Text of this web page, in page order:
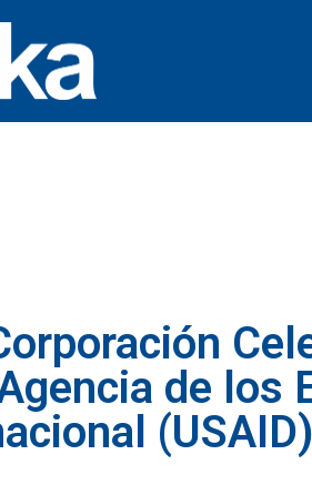
de los
(USAID)